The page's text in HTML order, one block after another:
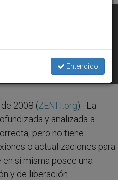
2008 (ZENIT.org).- La
y analizada a
pero no tiene
o actualizaciones para
sí misma posee una
y de liberación.
Entendido